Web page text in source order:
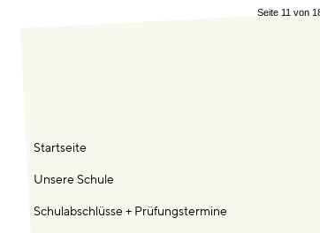
Seite 11 von
Startseite
Unsere Schule
Schulabschlüsse + Prüfungstermine